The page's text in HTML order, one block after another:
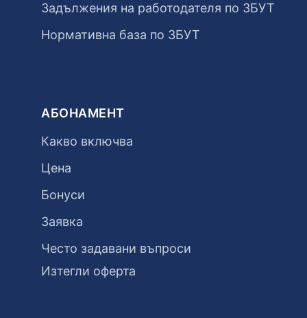
Задължения на работодателя по ЗБУТ
Нормативна база по ЗБУТ
АБОНАМЕНТ
Какво включва
Цена
Бонуси
Заявка
Често задавани въпроси
Изтегли оферта